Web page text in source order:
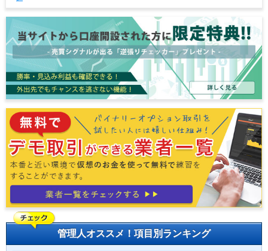
管理人オススメ！項目別ランキング